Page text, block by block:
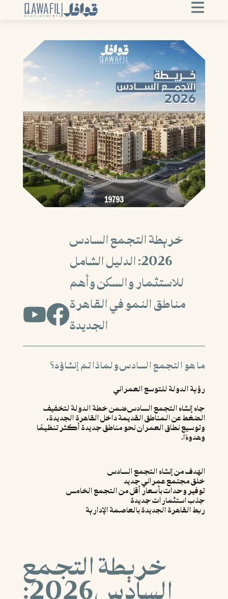
خريطة التجمع السادس
2026: الدليل الشامل
للاستثمار والسكن وأهم
مناطق النمو في القاهرة
الجديدة
ما هو التجمع السادس ولماذا تم إنشاؤه؟
رؤية الدولة للتوسع العمراني
جاء إنشاء التجمع السادس ضمن خطة الدولة لتخفيف
الضغط عن المناطق القديمة داخل القاهرة الجديدة،
وتوسيع نطاق العمران نحو مناطق جديدة أكثر تنظيمًا
وهدوءًا.
الهدف من إنشاء التجمع السادس
خلق مجتمع عمراني جديد
توفير وحدات بأسعار أقل من التجمع الخامس
جذب استثمارات جديدة
ربط القاهرة الجديدة بالعاصمة الإدارية
خريطة التجمع